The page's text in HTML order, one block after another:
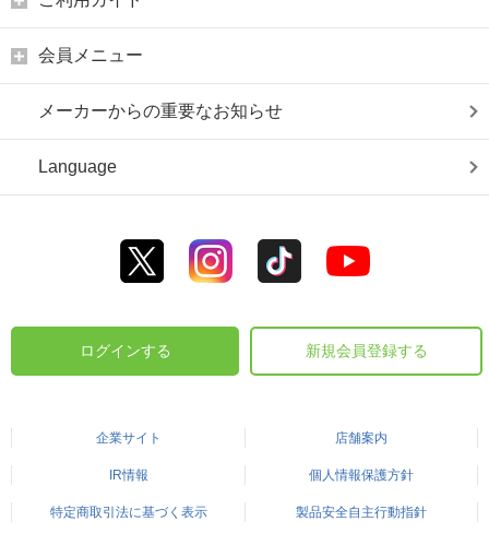
会員メニュー
メーカーからの重要なお知らせ
Language
ログインする 新規会員登録する
企業サイト 店舗案内
IR情報 個人情報保護方針
特定商取引法に基づく表示 製品安全自主行動指針